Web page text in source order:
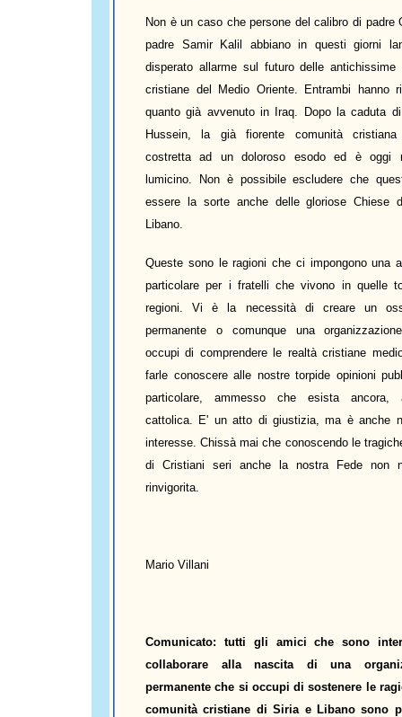
Non è un caso che persone del calibro di padre
padre Samir Kalil abbiano in questi giorni
disperato allarme sul futuro delle antichissime
cristiane del Medio Oriente. Entrambi hanno
quanto già avvenuto in Iraq. Dopo la caduta
Hussein, la già fiorente comunità
costretta ad un doloroso esodo ed è oggi
lumicino. Non è possibile escludere che
essere la sorte anche delle gloriose Chiese
Libano.
Queste sono le ragioni che ci impongono una
particolare per i fratelli che vivono in quelle
regioni. Vi è la necessità di creare un
permanente o comunque una
occupi di comprendere le realtà cristiane
farle conoscere alle nostre torpide opinioni
particolare, ammesso che esista ancora,
cattolica. E' un atto di giustizia, ma è anche
interesse. Chissà mai che conoscendo le
di Cristiani seri anche la nostra Fede non
rinvigorita.
Mario Villani
Comunicato: tutti gli amici che sono
collaborare alla nascita di una
permanente che si occupi di sostenere le
comunità cristiane di Siria e Libano sono